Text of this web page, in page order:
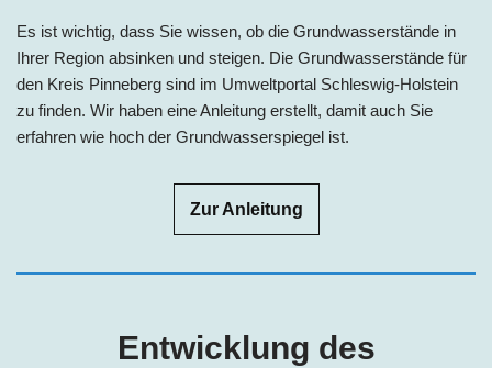
Es ist wichtig, dass Sie wissen, ob die Grundwasserstände in
Ihrer Region absinken und steigen. Die Grundwasserstände für
den Kreis Pinneberg sind im Umweltportal Schleswig-Holstein
zu finden. Wir haben eine Anleitung erstellt, damit auch Sie
erfahren wie hoch der Grundwasserspiegel ist.
Zur Anleitung
Entwicklung des